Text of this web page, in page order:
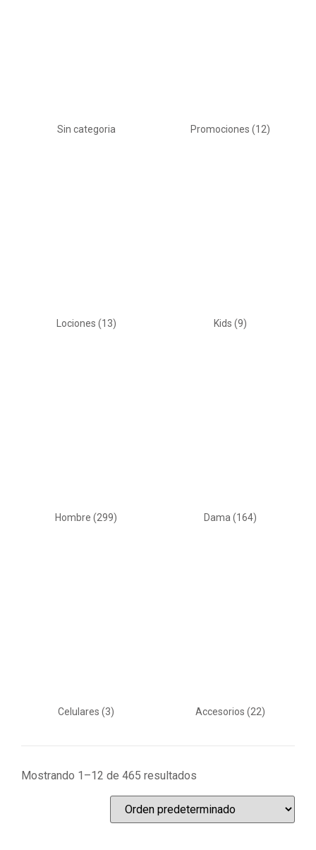
Sin categoria Promociones (12)
Lociones (13) Kids (9)
Hombre (299) Dama (164)
Celulares (3) Accesorios (22)
Mostrando 1–12 de 465 resultados